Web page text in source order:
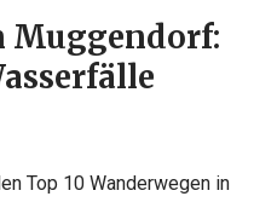
Muggendorf:
Top 10 Wanderwegen in